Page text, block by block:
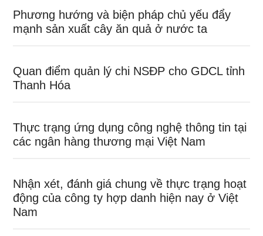
Phương hướng và biện pháp chủ yếu đẩy
mạnh sản xuất cây ăn quả ở nước ta
Quan điểm quản lý chi NSĐP cho GDCL tỉnh
Thanh Hóa
Thực trạng ứng dụng công nghệ thông tin tại
các ngân hàng thương mại Việt Nam
Nhận xét, đánh giá chung về thực trạng hoạt
động của công ty hợp danh hiện nay ở Việt
Nam